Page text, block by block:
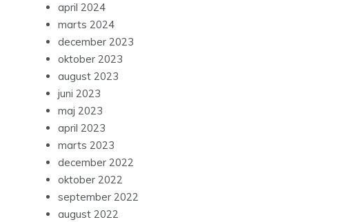
april 2024
marts 2024
december 2023
oktober 2023
august 2023
juni 2023
maj 2023
april 2023
marts 2023
december 2022
oktober 2022
september 2022
august 2022